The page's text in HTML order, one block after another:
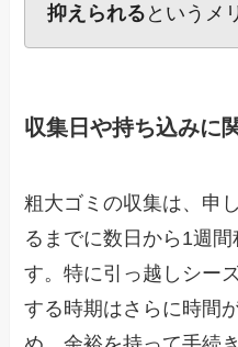
抑えられる というメ
収集日や持ち込みに
粗大ゴミの収集は、申
るまでに数日から1週
す。特に引っ越しシー
する時期はさらに時間